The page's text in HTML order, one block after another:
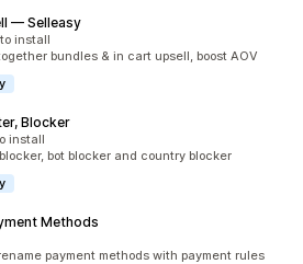
— Selleasy
2485
install
bundles & in cart upsell, boost AOV
Blocker
1527
install
bot blocker and country blocker
Methods
369
payment methods with payment rules